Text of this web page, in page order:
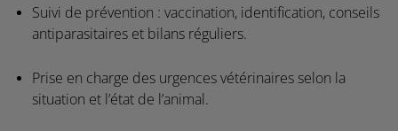
Suivi de prévention : vaccination, identification, conseils
antiparasitaires et bilans réguliers.
Prise en charge des urgences vétérinaires selon la
situation et l’état de l’animal.